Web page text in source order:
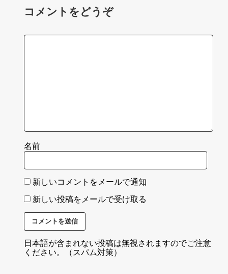
コメントをどうぞ
名前
新しいコメントをメールで通知
新しい投稿をメールで受け取る
日本語が含まれない投稿は無視されますのでご注意
ください。（スパム対策）